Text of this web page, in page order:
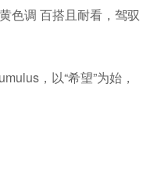
黄色调 百搭且耐看，驾驭
，以“希望”为始，